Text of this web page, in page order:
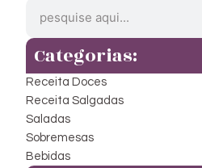
Categorias:
Receita Doces
Receita Salgadas
Saladas
Sobremesas
Bebidas